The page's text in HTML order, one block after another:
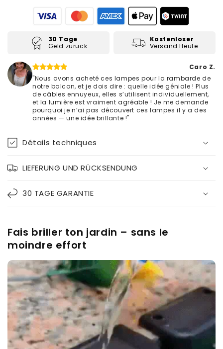
30 Tage
Geld zurück
Kostenloser
Versand Heute
Caro Z.
"Nous avons acheté ces lampes pour la rambarde de
notre balcon, et je dois dire : quelle idée géniale ! Plus
de câbles ennuyeux, elles s’utilisent individuellement,
et la lumière est vraiment agréable ! Je me demande
pourquoi je n’ai pas découvert ces lampes il y a des
années — une idée brillante !"
Détails techniques
LIEFERUNG UND RÜCKSENDUNG
30 TAGE GARANTIE
Fais briller ton jardin – sans le
moindre effort